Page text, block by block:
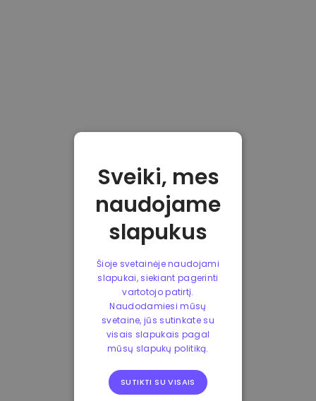
Sveiki, mes
naudojame
slapukus
Šioje svetainėje naudojami
slapukai, siekiant pagerinti
vartotojo patirtį.
Naudodamiesi mūsų
svetaine, jūs sutinkate su
visais slapukais pagal
mūsų slapukų politiką.
SUTIKTI SU VISAIS